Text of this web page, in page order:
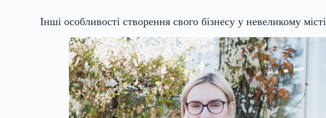
Інші особливості створення свого бізнесу у невеликому місті